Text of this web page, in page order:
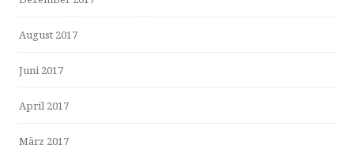
August 2017
Juni 2017
April 2017
März 2017